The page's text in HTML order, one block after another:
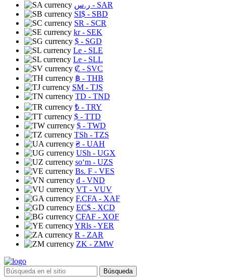
ر.س - SAR
SI$ - SBD
SR - SCR
kr- SEK
$ - SGD
Le - SLE
Le - SLL
₡ - SVC
฿ - THB
ЅМ - TJS
TD - TND
₺ - TRY
$ - TTD
$ - TWD
TSh - TZS
₴ - UAH
USh - UGX
soʻm - UZS
Bs. F - VES
₫ - VND
VT - VUV
F.CFA - XAF
EC$ - XCD
CFAF - XOF
YRls - YER
R - ZAR
ZK - ZMW
Búsqueda